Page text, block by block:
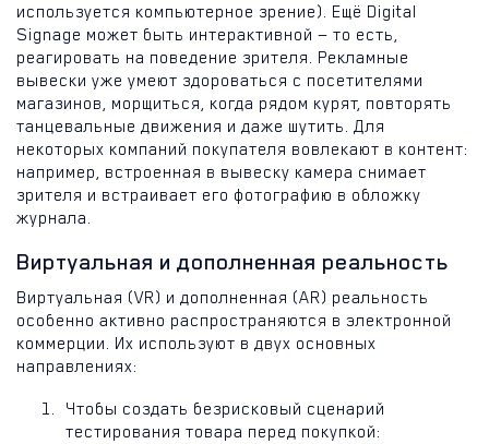
используется компьютерное зрение). Ещё Digital
Signage может быть интерактивной — то есть,
реагировать на поведение зрителя. Рекламные
вывески уже умеют здороваться с посетителями
магазинов, морщиться, когда рядом курят, повторять
танцевальные движения и даже шутить. Для
некоторых компаний покупателя вовлекают в контент:
например, встроенная в вывеску камера снимает
зрителя и встраивает его фотографию в обложку
журнала.
Виртуальная и дополненная реальность
Виртуальная (VR) и дополненная (AR) реальность
особенно активно распространяются в электронной
коммерции. Их используют в двух основных
направлениях:
Чтобы создать безрисковый сценарий
тестирования товара перед покупкой: